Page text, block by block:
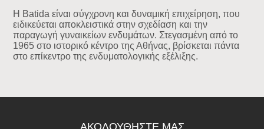
Η Batida είναι σύγχρονη και δυναμική επιχείρηση, που
ειδικεύεται αποκλειστικά στην σχεδίαση και την
παραγωγή γυναικείων ενδυμάτων. Στεγασμένη από το
1965 στο ιστορικό κέντρο της Αθήνας, βρίσκεται πάντα
στο επίκεντρο της ενδυματολογικής εξέλιξης.